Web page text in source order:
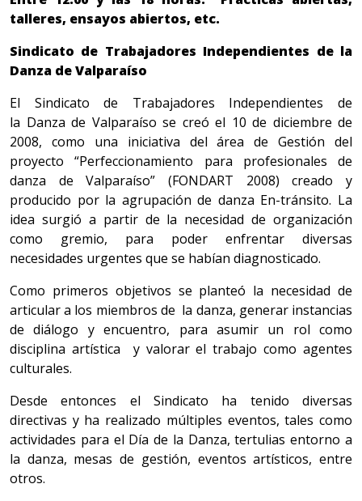
talleres, ensayos abiertos, etc.
Sindicato de Trabajadores Independientes de la
Danza de Valparaíso
El Sindicato de Trabajadores Independientes de
la Danza de Valparaíso se creó el 10 de diciembre de
2008, como una iniciativa del área de Gestión del
proyecto “Perfeccionamiento para profesionales de
danza de Valparaíso” (FONDART 2008) creado y
producido por la agrupación de danza En-tránsito. La
idea surgió a partir de la necesidad de organización
como gremio, para poder enfrentar diversas
necesidades urgentes que se habían diagnosticado.
​Como primeros objetivos se planteó la necesidad de
articular a los miembros de la danza, generar instancias
de diálogo y encuentro, para asumir un rol como
disciplina artística y valorar el trabajo como agentes
culturales.
​Desde entonces el Sindicato ha tenido diversas
directivas y ha realizado múltiples eventos, tales como
actividades para el Día de la Danza, tertulias entorno a
la danza, mesas de gestión, eventos artísticos, entre
otros.